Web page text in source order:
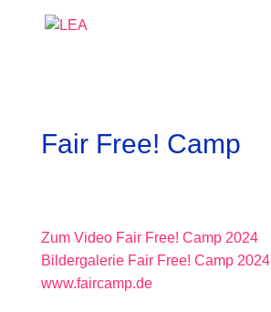
Fair Free! Camp
Zum Video Fair Free! Camp 2024
Bildergalerie Fair Free! Camp 2024
www.faircamp.de